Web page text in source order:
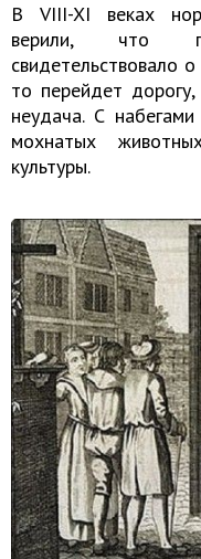
В VIII-XI веках
верили, что
свидетельствовало
то перейдет
неудача. С
мохнатых
культуры.